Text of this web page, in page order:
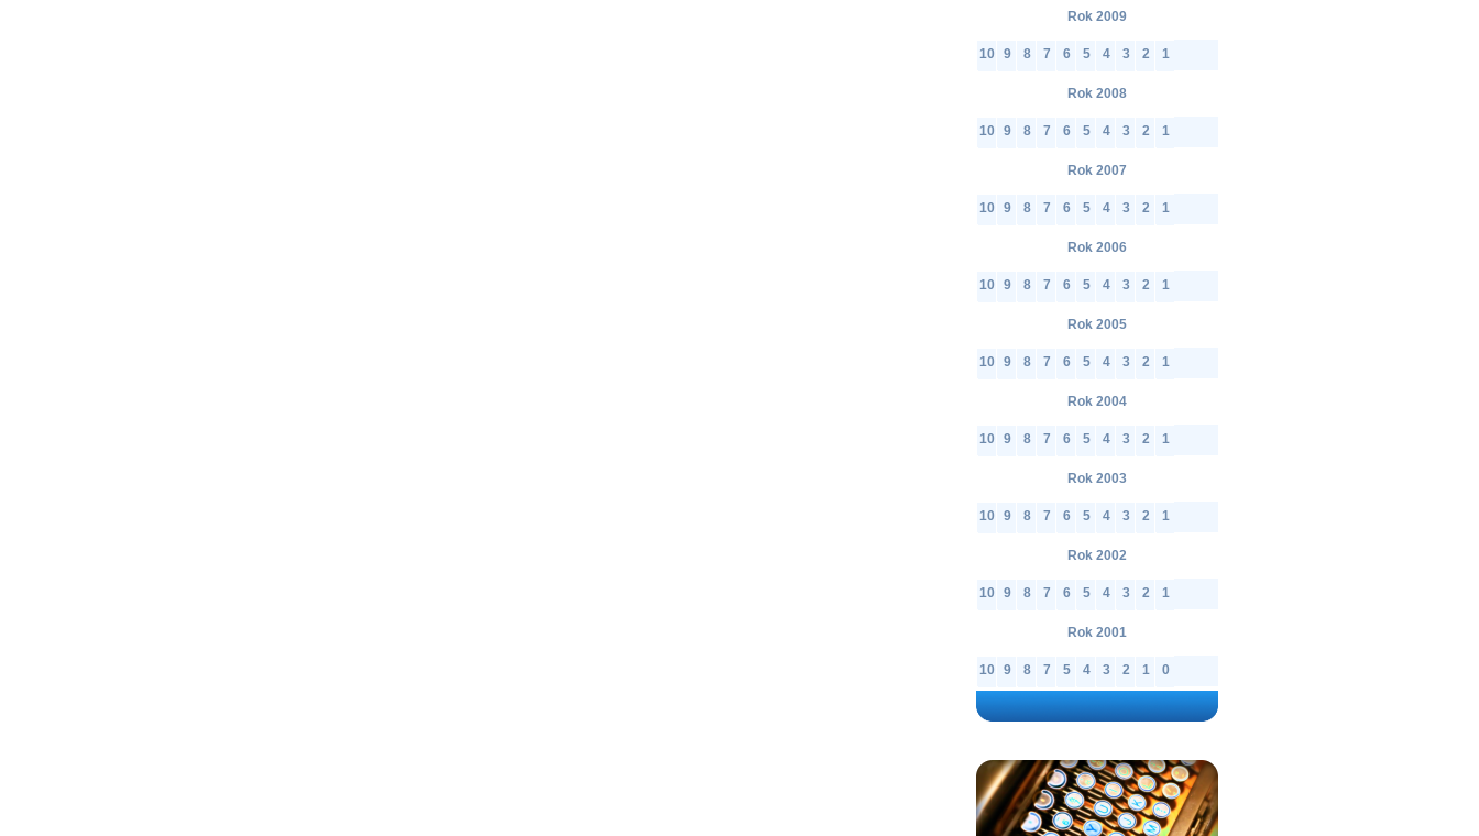
Rok 2009
10 9 8 7 6 5 4 3 2 1
Rok 2008
10 9 8 7 6 5 4 3 2 1
Rok 2007
10 9 8 7 6 5 4 3 2 1
Rok 2006
10 9 8 7 6 5 4 3 2 1
Rok 2005
10 9 8 7 6 5 4 3 2 1
Rok 2004
10 9 8 7 6 5 4 3 2 1
Rok 2003
10 9 8 7 6 5 4 3 2 1
Rok 2002
10 9 8 7 6 5 4 3 2 1
Rok 2001
10 9 8 7 5 4 3 2 1 0